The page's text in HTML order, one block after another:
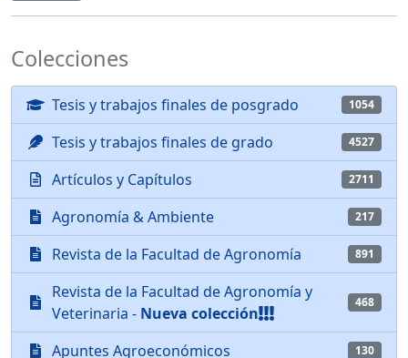
Colecciones
Tesis y trabajos finales de posgrado 1054
Tesis y trabajos finales de grado 4527
Artículos y Capítulos 2711
Agronomía & Ambiente 217
Revista de la Facultad de Agronomía 891
Revista de la Facultad de Agronomía y
Veterinaria - Nueva colección
468
Apuntes Agroeconómicos 130